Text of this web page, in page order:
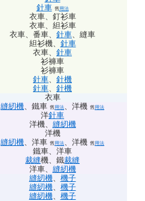
針車 舊用法
衣車、 釘衫車
衣車、 䋎衫車
衣車、 番車、 針車、 縫車
䋎衫機、 針車
衣車、 針車
衫褲車
衫褲車
針車、 針機
針車、 針機
衣車
縫紉機、 鐵車 舊用法、 洋機 舊用法
洋針車
洋機、 縫紉機
洋機
縫紉機、 洋車 舊用法、 洋機 舊用法
鐵車、 洋車
裁縫機、 鐵裁縫
洋車、 縫紉機
縫紉機、 機子
縫紉機、 機子
縫紉機、 機子